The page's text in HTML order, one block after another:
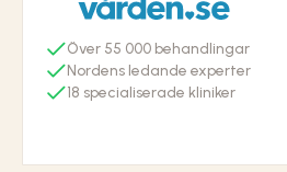
55
Nordens ledande experter
18